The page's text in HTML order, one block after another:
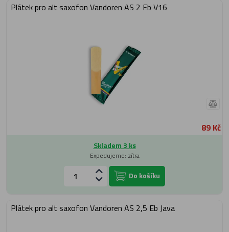
Plátek pro alt saxofon Vandoren AS 2 Eb V16
89 Kč
Skladem 3 ks
Expedujeme: zítra
Do košíku
Plátek pro alt saxofon Vandoren AS 2,5 Eb Java